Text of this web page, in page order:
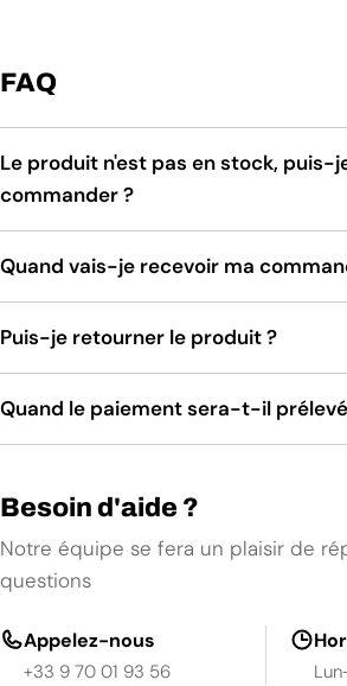
FAQ
Le produit n'est pas en stock, puis-
commander ?
Quand vais-je recevoir ma
Puis-je retourner le produit ?
Quand le paiement sera-t-il
Besoin d'aide ?
Notre équipe se fera un plaisir de
questions
Appelez-nous
+33 9 70 01 93 56